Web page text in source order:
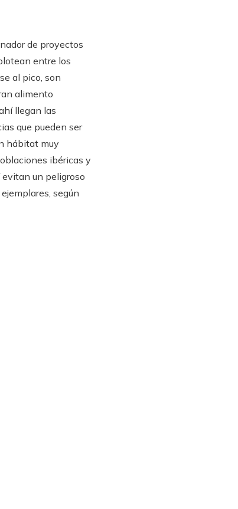
de proyectos
entre los
al pico, son
alimento
llegan las
que pueden ser
hábitat muy
ibéricas y
un peligroso
según